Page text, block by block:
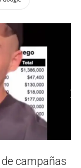
campañas